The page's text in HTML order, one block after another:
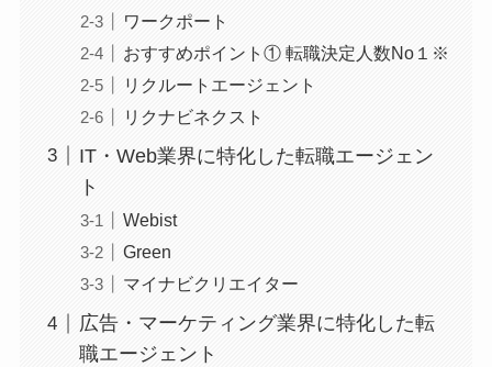
ワークポート
おすすめポイント① 転職決定人数No１※
リクルートエージェント
リクナビネクスト
IT・Web業界に特化した転職エージェン
ト
Webist
Green
マイナビクリエイター
広告・マーケティング業界に特化した転
職エージェント